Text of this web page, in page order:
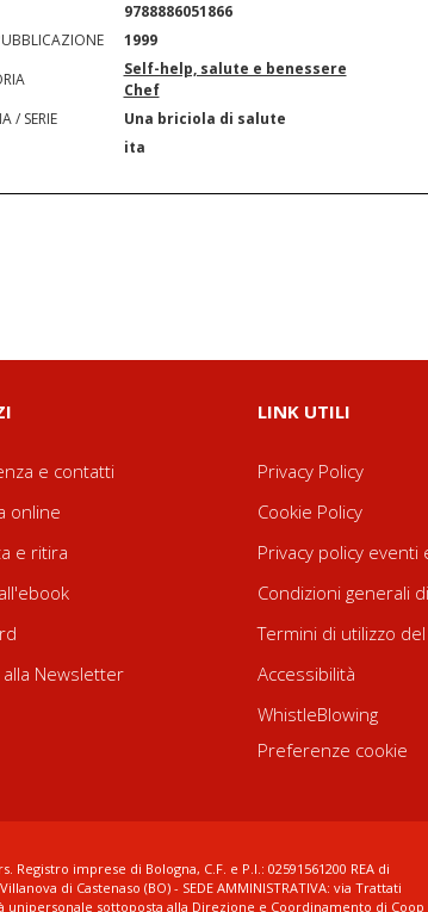
9788886051866
1999
Self-help, salute e benessere
Chef
/ SERIE
Una briciola di salute
ita
e contatti
online
e ritira
alla Newsletter
LINK UTILI
Privacy Policy
Cookie Policy
Privacy policy eventi
Condizioni generali
Termini di utilizzo
Accessibilità
WhistleBlowing
Preferenze cookie
Registro imprese di Bologna, C.F. e P.I.: 02591561200 REA di
di Castenaso (BO) - SEDE AMMINISTRATIVA: via Trattati
unipersonale sottoposta alla Direzione e Coordinamento di Coop